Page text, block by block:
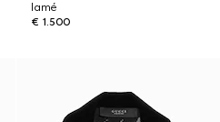
lamé
€ 1.500